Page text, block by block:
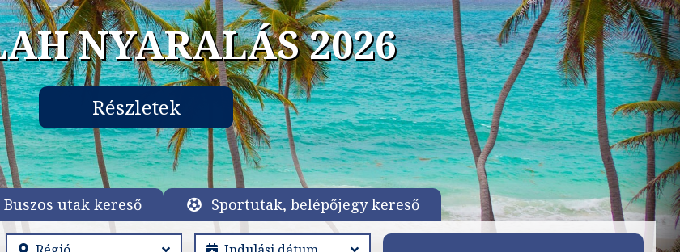
NYARALÁS 2026
Részletek
Buszos utak kereső Sportutak, belépőjegy kereső